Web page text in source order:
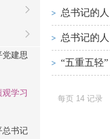
党建思
学习
总书记
总书记的
总书记的
“五重五轻
每页 14 记录